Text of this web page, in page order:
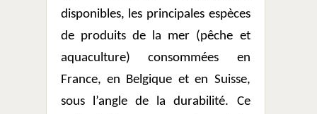
disponibles, les principales espèces
de produits de la mer (pêche et
aquaculture) consommées en
France, en Belgique et en Suisse,
sous l’angle de la durabilité. Ce